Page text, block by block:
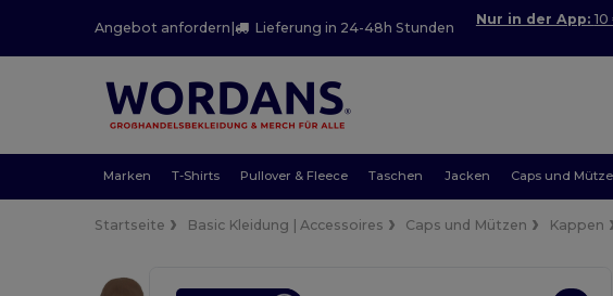
Angebot anfordern | Lieferung in 24-48h Stunden
Nur in der App:
Marken T-Shirts Pullover & Fleece Taschen Jacken Caps und
Startseite Basic Kleidung | Accessoires Caps und Mützen Kappen